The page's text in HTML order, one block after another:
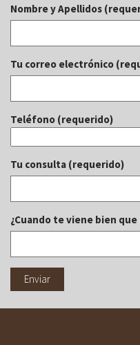
Nombre y Apellidos
Tu correo electrónico
Teléfono (requerido)
Tu consulta (requerido)
¿Cuando te viene bien